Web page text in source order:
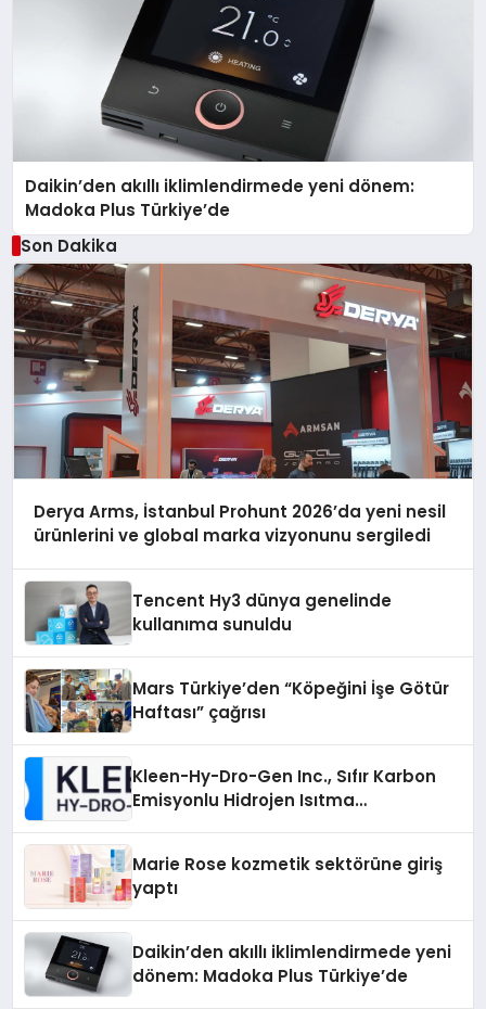
Daikin’den akıllı iklimlendirmede yeni dönem:
Madoka Plus Türkiye’de
Son Dakika
Derya Arms, İstanbul Prohunt 2026’da yeni nesil
ürünlerini ve global marka vizyonunu sergiledi
Tencent Hy3 dünya genelinde
kullanıma sunuldu
Mars Türkiye’den “Köpeğini İşe Götür
Haftası” çağrısı
Kleen-Hy-Dro-Gen Inc., Sıfır Karbon
Emisyonlu Hidrojen Isıtma
Marie Rose kozmetik sektörüne giriş
yaptı
Daikin’den akıllı iklimlendirmede yeni
dönem: Madoka Plus Türkiye’de